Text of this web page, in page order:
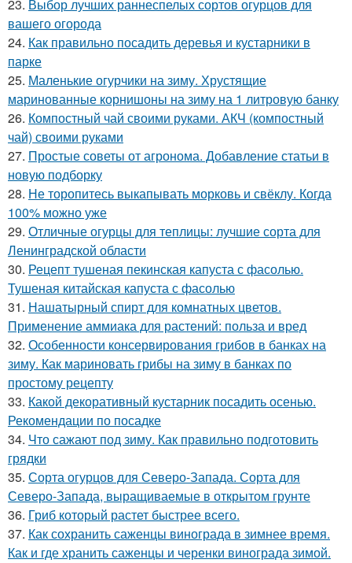
23. Выбор лучших раннеспелых сортов огурцов для
вашего огорода
24. Как правильно посадить деревья и кустарники в
парке
25. Маленькие огурчики на зиму. Хрустящие
маринованные корнишоны на зиму на 1 литровую банку
26. Компостный чай своими руками. АКЧ (компостный
чай) своими руками
27. Простые советы от агронома. Добавление статьи в
новую подборку
28. Не торопитесь выкапывать морковь и свёклу. Когда
100% можно уже
29. Отличные огурцы для теплицы: лучшие сорта для
Ленинградской области
30. Рецепт тушеная пекинская капуста с фасолью.
Тушеная китайская капуста с фасолью
31. Нашатырный спирт для комнатных цветов.
Применение аммиака для растений: польза и вред
32. Особенности консервирования грибов в банках на
зиму. Как мариновать грибы на зиму в банках по
простому рецепту
33. Какой декоративный кустарник посадить осенью.
Рекомендации по посадке
34. Что сажают под зиму. Как правильно подготовить
грядки
35. Сорта огурцов для Северо-Запада. Сорта для
Северо-Запада, выращиваемые в открытом грунте
36. Гриб который растет быстрее всего.
37. Как сохранить саженцы винограда в зимнее время.
Как и где хранить саженцы и черенки винограда зимой.